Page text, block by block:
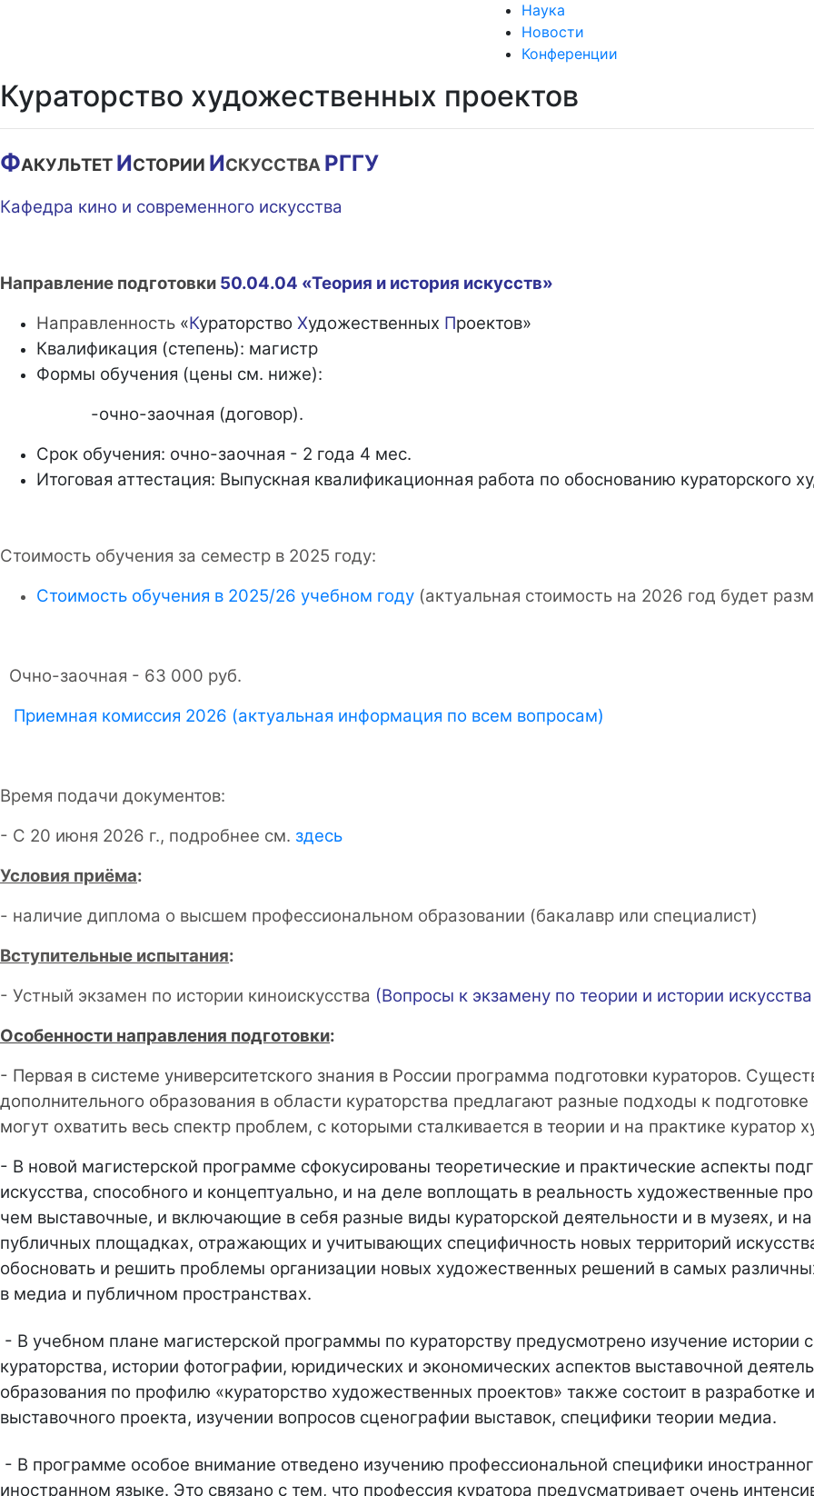
Наука
Новости
Конференции
Кураторство художественных проектов
ФАКУЛЬТЕТ ИСТОРИИ ИСКУССТВА РГГУ
Кафедра кино и современного искусства
Направление подготовки 50.04.04 «Теория и история искусств»
Направленность «Кураторство Художественных Проектов»
Квалификация (степень): магистр
Формы обучения (цены см. ниже):
-очно-заочная (договор).
Срок обучения: очно-заочная - 2 года 4 мес.
Итоговая аттестация: Выпускная квалификационная работа по обоснованию кураторского
Стоимость обучения за семестр в 2025 году:
Стоимость обучения в 2025/26 учебном году (актуальная стоимость на 2026 год будет
Очно-заочная - 63 000 руб.
Приемная комиссия 2026 (актуальная информация по всем вопросам)
Время подачи документов:
- С 20 июня 2026 г., подробнее см. здесь
Условия приёма:
- наличие диплома о высшем профессиональном образовании (бакалавр или специалист)
Вступительные испытания:
- Устный экзамен по истории киноискусства (Вопросы к экзамену по теории и истории искусства
Особенности направления подготовки:
- Первая в системе университетского знания в России программа подготовки кураторов.
дополнительного образования в области кураторства предлагают разные подходы к
могут охватить весь спектр проблем, с которыми сталкивается в теории и на практике куратор
- В новой магистерской программе сфокусированы теоретические и практические аспекты
искусства, способного и концептуально, и на деле воплощать в реальность художественные
чем выставочные, и включающие в себя разные виды кураторской деятельности и в музеях, и
публичных площадках, отражающих и учитывающих специфичность новых территорий
обосновать и решить проблемы организации новых художественных решений в самых
в медиа и публичном пространствах.
- В учебном плане магистерской программы по кураторству предусмотрено изучение истории
кураторства, истории фотографии, юридических и экономических аспектов выставочной
образования по профилю «кураторство художественных проектов» также состоит в разработке
выставочного проекта, изучении вопросов сценографии выставок, специфики теории медиа.
- В программе особое внимание отведено изучению профессиональной специфики
иностранном языке. Это связано с тем, что профессия куратора предусматривает очень